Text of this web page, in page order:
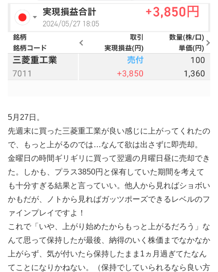
5月27日。
先週末に買った三菱重工業が良い感じに上がってくれたの
で、もっと上がるのでは…なんて欲は出さずに即売却。
金曜日の時間ギリギリに買って翌週の月曜日昼に売却でき
た。しかも、プラス3850円と保有していた期間を考えて
も十分すぎる結果と言っていい。他人から見ればショボい
かもだが、ノトから見ればガッツポーズできるレベルのフ
ァインプレイですよ！
これで「いや、上がり始めたからもっと上がるだろう」な
んて思って保持したが最後、納得のいく株価までなかなか
上がらず、気が付いたら保持したまま1ヵ月過ぎてたなん
てことになりかねない。（保持でしていられるなら良い方